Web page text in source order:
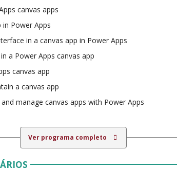
canvas apps
in Power Apps
in a canvas app in Power Apps
a Power Apps canvas app
canvas app
a canvas app
manage canvas apps with Power Apps
Ver programa completo